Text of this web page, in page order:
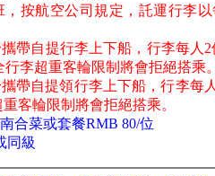
按航空公司規定，託運行李
帶自提行李上下船，行李每人
李超重客輪限制將會拒絕搭乘
帶自提領行李上下船，行李每
客輪限制將會拒絕搭乘。
合菜或套餐RMB 80/位
同級